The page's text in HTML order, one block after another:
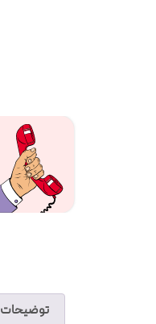
توضیحات